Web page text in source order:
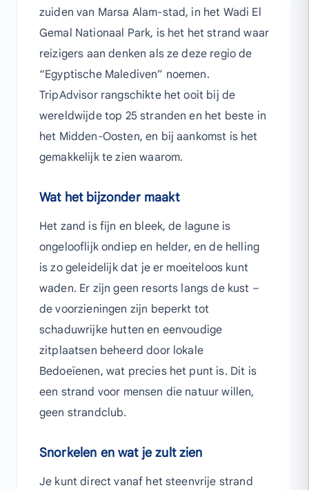
zuiden van Marsa Alam-stad, in het Wadi El
Gemal Nationaal Park, is het het strand waar
reizigers aan denken als ze deze regio de
“Egyptische Malediven” noemen.
TripAdvisor rangschikte het ooit bij de
wereldwijde top 25 stranden en het beste in
het Midden-Oosten, en bij aankomst is het
gemakkelijk te zien waarom.
Wat het bijzonder maakt
Het zand is fijn en bleek, de lagune is
ongelooflijk ondiep en helder, en de helling
is zo geleidelijk dat je er moeiteloos kunt
waden. Er zijn geen resorts langs de kust –
de voorzieningen zijn beperkt tot
schaduwrijke hutten en eenvoudige
zitplaatsen beheerd door lokale
Bedoeïenen, wat precies het punt is. Dit is
een strand voor mensen die natuur willen,
geen strandclub.
Snorkelen en wat je zult zien
Je kunt direct vanaf het steenvrije strand